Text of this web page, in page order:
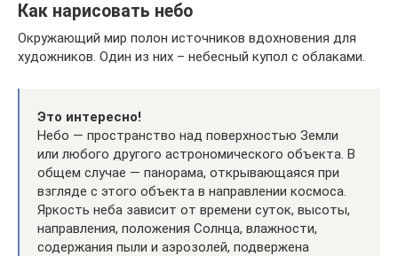
Как нарисовать небо
Окружающий мир полон источников вдохновения для
художников. Один из них – небесный купол с облаками.
Это интересно!
Небо — пространство над поверхностью Земли
или любого другого астрономического объекта. В
общем случае — панорама, открывающаяся при
взгляде с этого объекта в направлении космоса.
Яркость неба зависит от времени суток, высоты,
направления, положения Солнца, влажности,
содержания пыли и аэрозолей, подвержена